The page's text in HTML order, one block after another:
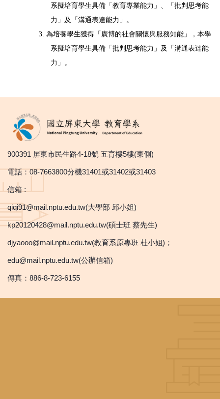
系擬培育學生具備「 教育專業能力」
「批判思考能
力」及
「溝通表達能力」
。
3. 為培養學生獲得「廣博的社會關懷與服務知能」，本學
系擬培育學生具備「批判思考能力」及
「溝通表達能
力」
。
900391 屏東市民生路4-18號 五育樓5樓(東側)
電話：08-7663800分機31401或31402或31403
信箱 :
qiqi91@mail.nptu.edu.tw(大學部 邱小姐)
kp20120428@mail.nptu.edu.tw(碩士班 蔡先生)
djyaooo@mail.nptu.edu.tw(教育系原專班 杜小姐)；
edu@mail.nptu.edu.tw(公辦信箱)
傳真：886-8-723-6155